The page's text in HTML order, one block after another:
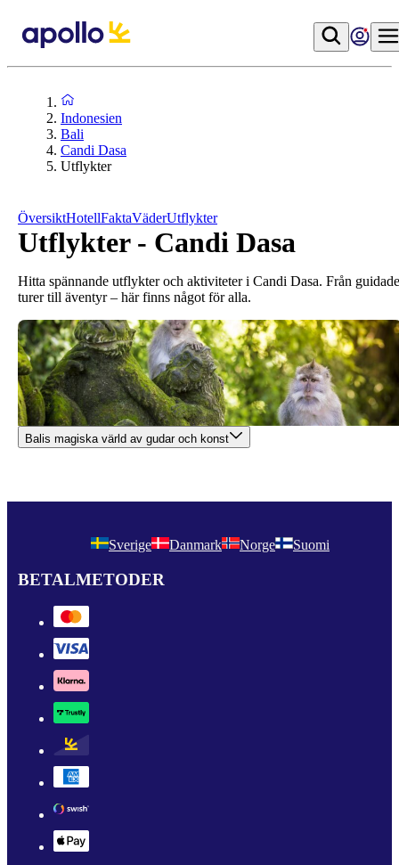
Indonesien
Bali
Candi Dasa
Utflykter
ÖversiktHotellFaktaVäderUtflykter
Utflykter - Candi Dasa
Hitta spännande utflykter och aktiviteter i Candi Dasa. Från guidade
turer till äventyr – här finns något för alla.
Balis magiska värld av gudar och konst
Sverige Danmark Norge Suomi
BETALMETODER